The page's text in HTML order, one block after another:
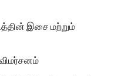
இசை மற்றும்
விமர்சனம்